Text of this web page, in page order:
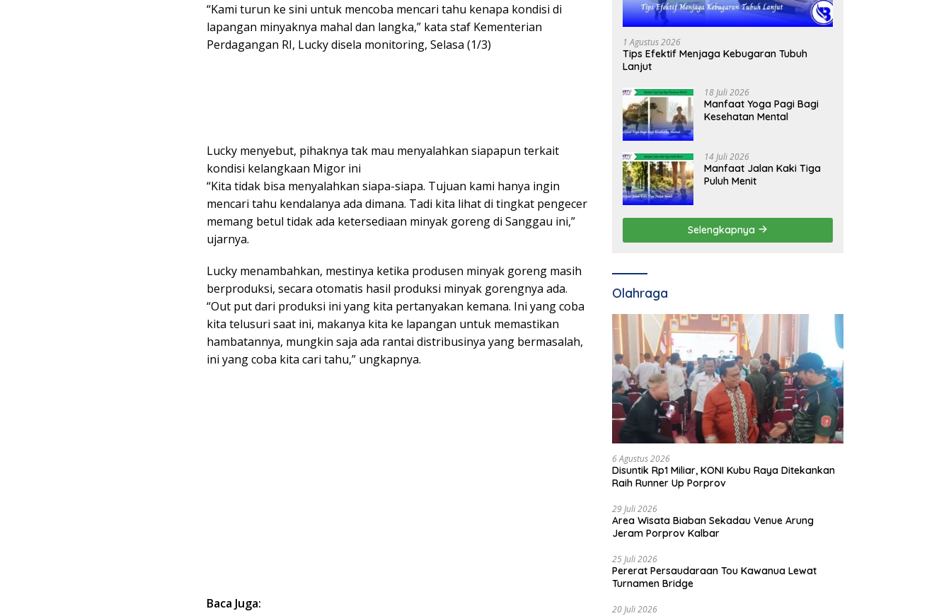
“Kami turun ke sini untuk mencoba mencari tahu kenapa kondisi di
lapangan minyaknya mahal dan langka,” kata staf Kementerian
Perdagangan RI, Lucky disela monitoring, Selasa (1/3)
Lucky menyebut, pihaknya tak mau menyalahkan siapapun terkait
kondisi kelangkaan Migor ini
“Kita tidak bisa menyalahkan siapa-siapa. Tujuan kami hanya ingin
mencari tahu kendalanya ada dimana. Tadi kita lihat di tingkat pengecer
memang betul tidak ada ketersediaan minyak goreng di Sanggau ini,”
ujarnya.
Lucky menambahkan, mestinya ketika produsen minyak goreng masih
berproduksi, secara otomatis hasil produksi minyak gorengnya ada.
“Out put dari produksi ini yang kita pertanyakan kemana. Ini yang coba
kita telusuri saat ini, makanya kita ke lapangan untuk memastikan
hambatannya, mungkin saja ada rantai distribusinya yang bermasalah,
ini yang coba kita cari tahu,” ungkapnya.
Baca Juga:
1 Agustus 2026
Tips Efektif Menjaga Kebugaran Tubuh
Lanjut
18 Juli 2026
Manfaat Yoga Pagi Bagi
Kesehatan Mental
14 Juli 2026
Manfaat Jalan Kaki Tiga
Puluh Menit
Selengkapnya
Olahraga
6 Agustus 2026
Disuntik Rp1 Miliar, KONI Kubu Raya Ditekankan
Raih Runner Up Porprov
29 Juli 2026
Area Wisata Biaban Sekadau Venue Arung
Jeram Porprov Kalbar
25 Juli 2026
Pererat Persaudaraan Tou Kawanua Lewat
Turnamen Bridge
20 Juli 2026